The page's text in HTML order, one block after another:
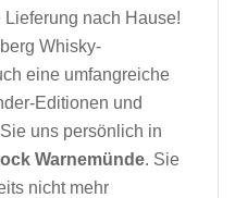
nach Hause!
Whisky-
eine umfangreiche
Editionen und
uns persönlich in
Warnemünde. Sie
nicht mehr